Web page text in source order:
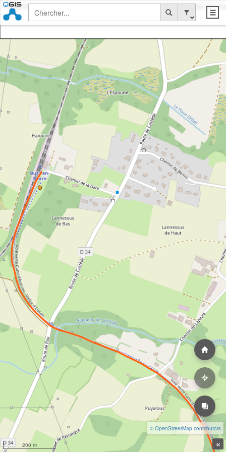
«
200 m
© OpenStreetMap contributors